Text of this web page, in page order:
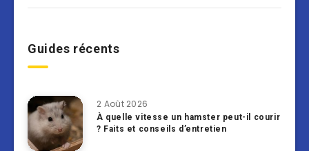
Guides récents
2 Août 2026
À quelle vitesse un hamster peut-il courir
? Faits et conseils d’entretien